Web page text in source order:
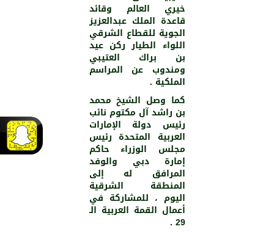
خيري العالم وقائد
قاعدة الملك عبدالعزيز
الجوية للقطاع الشرقي
اللواء الطيار ركن عيد
بن براك العتيبي
ومندوب عن المراسم
الملكية .
كما وصل الشيخ محمد
بن راشد آل مكتوم نائب
رئيس دولة الإمارات
العربية المتحدة رئيس
مجلس الوزراء حاكم
إمارة دبي والوفد
المرافق له إلى
المنطقة الشرقية
اليوم ، للمشاركة في
أعمال القمة العربية الـ
29 .